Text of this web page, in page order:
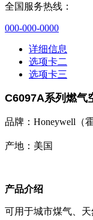
全国服务热线：
000-000-0000
详细信息
选项卡二
选项卡三
C6097A系列燃气
品牌：Honeywell（
产地：美国
产品介绍
可用于城市煤气、